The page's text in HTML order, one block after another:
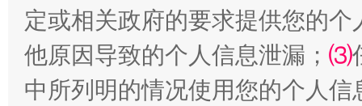
定或相关政府的要求提供您的个
他原因导致的个人信息泄漏； ⑶
中所列明的情况使用您的个人